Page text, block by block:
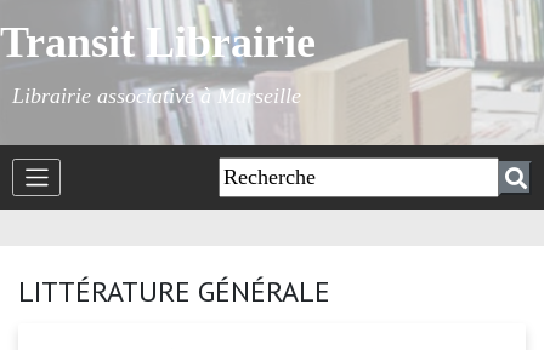
Transit Librairie
Librairie associative à Marseille
LITTÉRATURE GÉNÉRALE